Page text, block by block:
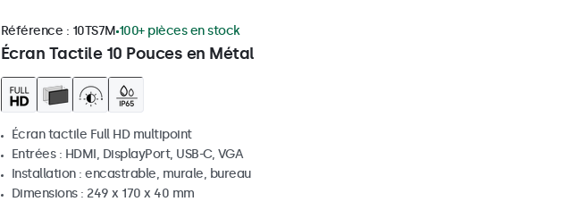
Écran Tactile 10 Pouces en Métal
Référence : 10TS7M 100+ pièces en stock
Écran tactile Full HD multipoint
Entrées : HDMI, DisplayPort, USB-C, VGA
Installation : encastrable, murale, bureau
Dimensions : 249 x 170 x 40 mm